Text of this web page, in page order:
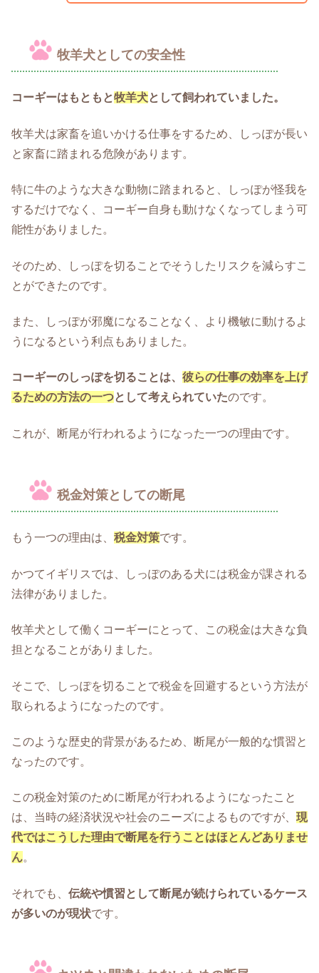
牧羊犬としての安全性
コーギーはもともと牧羊犬として飼われていました。
牧羊犬は家畜を追いかける仕事をするため、しっぽが長い
と家畜に踏まれる危険があります。
特に牛のような大きな動物に踏まれると、しっぽが怪我を
するだけでなく、コーギー自身も動けなくなってしまう可
能性がありました。
そのため、しっぽを切ることでそうしたリスクを減らすこ
とができたのです。
また、しっぽが邪魔になることなく、より機敏に動けるよ
うになるという利点もありました。
コーギーのしっぽを切ることは、 彼らの仕事の効率を上げ
るための方法の一つとして考えられていたのです。
これが、断尾が行われるようになった一つの理由です。
税金対策としての断尾
もう一つの理由は、 税金対策です。
かつてイギリスでは、しっぽのある犬には税金が課される
法律がありました。
牧羊犬として働くコーギーにとって、この税金は大きな負
担となることがありました。
そこで、しっぽを切ることで税金を回避するという方法が
取られるようになったのです。
このような歴史的背景があるため、断尾が一般的な慣習と
なったのです。
この税金対策のために断尾が行われるようになったこと
は、当時の経済状況や社会のニーズによるものですが、 現
代ではこうした理由で断尾を行うことはほとんどありませ
ん。
それでも、 伝統や慣習として断尾が続けられているケース
が多いのが現状です。